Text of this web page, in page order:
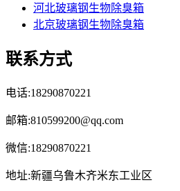
河北玻璃钢生物除臭箱
北京玻璃钢生物除臭箱
联系方式
电话:18290870221
邮箱:810599200@qq.com
微信:18290870221
地址:新疆乌鲁木齐米东工业区